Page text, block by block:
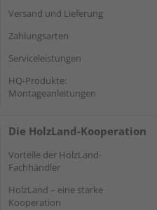
Versand und Lieferung
Zahlungsarten
Serviceleistungen
HQ-Produkte:
Montageanleitungen
Die HolzLand-Kooperation
Vorteile der HolzLand-
Fachhändler
HolzLand – eine starke
Kooperation